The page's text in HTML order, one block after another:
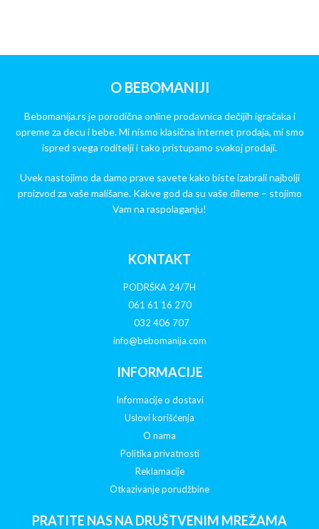
O BEBOMANIJI
Bebomanija.rs je porodična online prodavnica dečijih igračaka i
opreme za decu i bebe. Mi nismo klasična internet prodaja, mi smo
ispred svega roditelji i tako pristupamo svakoj prodaji.
Uvek nastojimo da damo prave savete kako biste izabrali najbolji
proizvod za vaše mališane. Kakve god da su vaše dileme – stojimo
Vam na raspolaganju!
KONTAKT
PODRŠKA 24/7H
061 61 16 270
032 406 707
info@bebomanija.com
INFORMACIJE
Informacije o dostavi
Uslovi korišćenja
O nama
Politika privatnosti
Reklamacije
Otkazivanje porudžbine
PRATITE NAS NA DRUŠTVENIM MREŽAMA